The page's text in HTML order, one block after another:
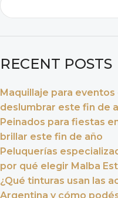
RECENT POSTS
Maquillaje para
deslumbrar este fin de
Peinados para fiestas
brillar este fin de año
Peluquerías
por qué elegir Malba
¿Qué tinturas usan las
Argentina y cómo